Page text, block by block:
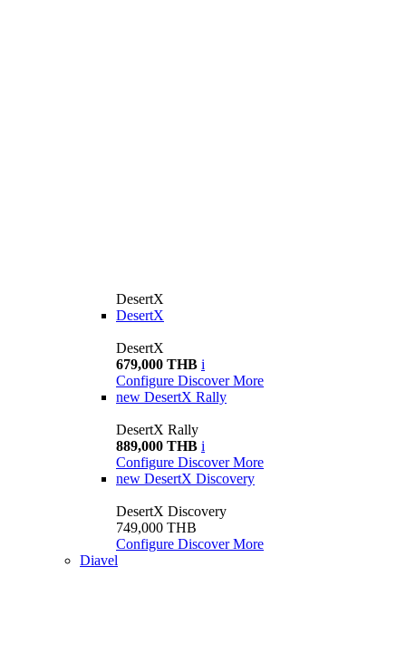
DesertX
DesertX
DesertX
679,000 THB i
Configure Discover More
new DesertX Rally
DesertX Rally
889,000 THB i
Configure Discover More
new DesertX Discovery
DesertX Discovery
749,000 THB
Configure Discover More
Diavel